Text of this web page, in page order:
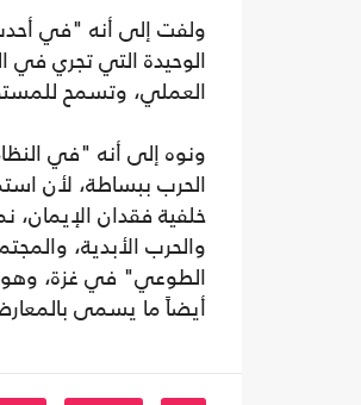
الوحيدة التي تجري في
العملي، وتسمح
ونوه إلى أنه "في
الحرب ببساطة، لأن
خلفية فقدان الإيمان،
والحرب الأبدية،
الطوعي" في غزة، وهو
أيضاً ما يسمى